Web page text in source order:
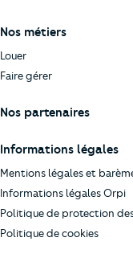
Nos métiers
Louer
Faire gérer
Nos partenaires
Informations légales
Mentions légales et
Informations légales Orpi
Politique de protection
Politique de cookies